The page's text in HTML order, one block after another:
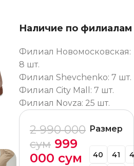
Наличие по филиалам
Филиал Новомосковская:
8 шт.
Филиал Shevchenko: 7 шт.
Филиал City Mall: 7 шт.
Филиал Novza: 25 шт.
2 990 000
сум 999
000 сум
Размер
40 41